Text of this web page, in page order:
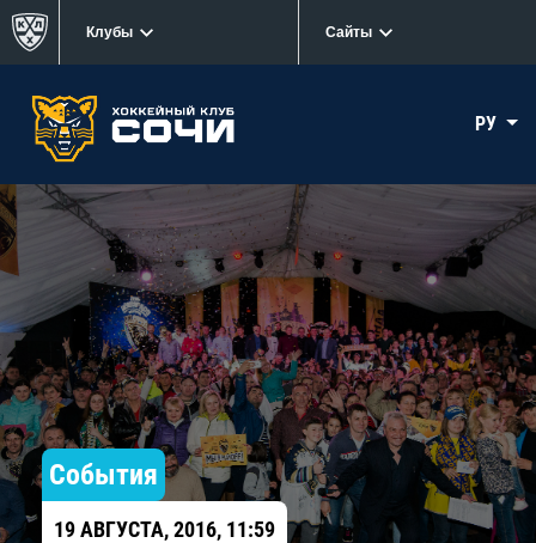
Клубы Сайты
РУ
События
19 АВГУСТА, 2016, 11:59